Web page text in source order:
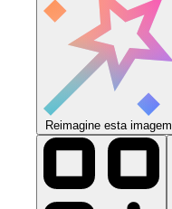
Reimagine esta imagem